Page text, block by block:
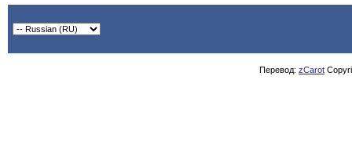
Перевод: zCarot